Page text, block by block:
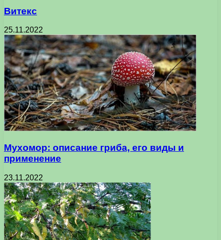
Витекс
25.11.2022
Мухомор: описание гриба, его виды и
применение
23.11.2022